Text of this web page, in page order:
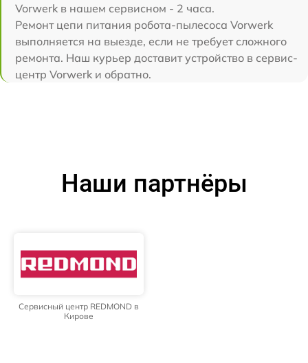
Vorwerk в нашем сервисном - 2 часа.
Ремонт цепи питания робота-пылесоса Vorwerk
выполняется на выезде, если не требует сложного
ремонта. Наш курьер доставит устройство в сервис-
центр Vorwerk и обратно.
Наши партнёры
Сервисный центр REDMOND в
Кирове